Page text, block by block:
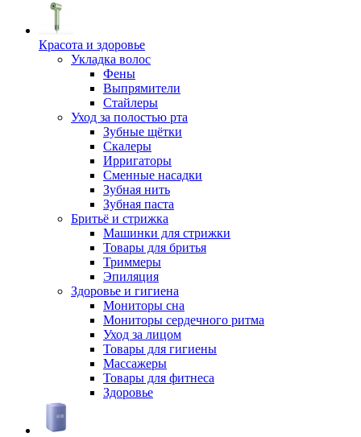
Красота и здоровье
Укладка волос
Фены
Выпрямители
Стайлеры
Уход за полостью рта
Зубные щётки
Скалеры
Ирригаторы
Сменные насадки
Зубная нить
Зубная паста
Бритьё и стрижка
Машинки для стрижки
Товары для бритья
Триммеры
Эпиляция
Здоровье и гигиена
Мониторы сна
Мониторы сердечного ритма
Уход за лицом
Товары для гигиены
Массажеры
Товары для фитнеса
Здоровье